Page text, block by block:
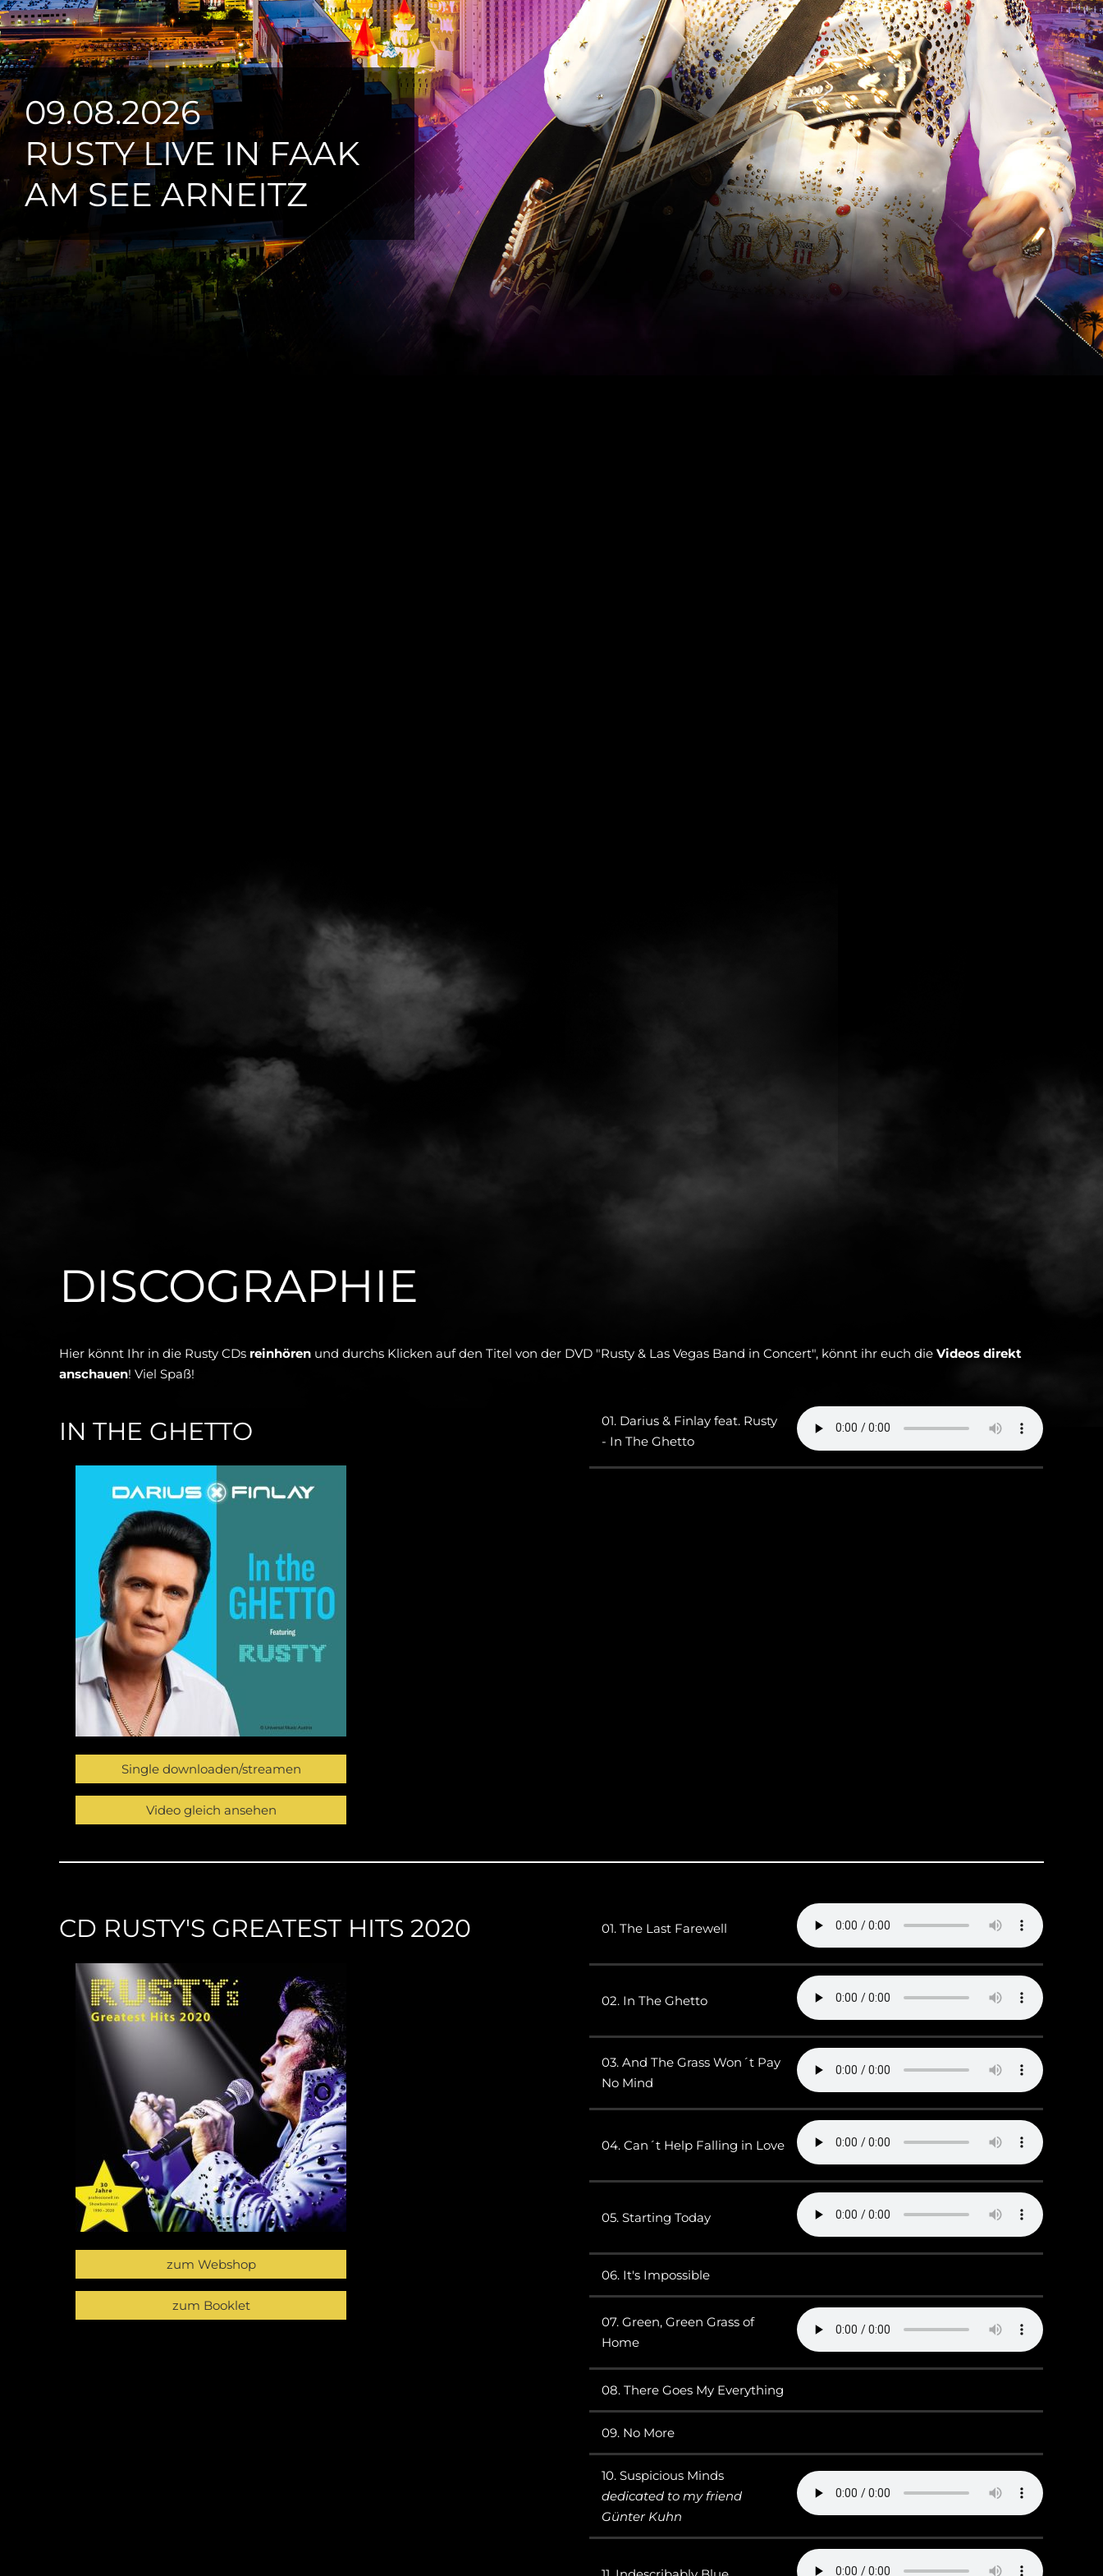
09.08.2026
RUSTY LIVE IN FAAK
AM SEE ARNEITZ
DISCOGRAPHIE
Hier könnt Ihr in die Rusty CDs reinhören und durchs Klicken auf den Titel von der DVD "Rusty & Las Vegas Band in Concert", könnt ihr euch die Videos direkt
anschauen! Viel Spaß!
IN THE GHETTO
Single downloaden/streamen
Video gleich ansehen
01. Darius & Finlay feat. Rusty
- In The Ghetto
CD RUSTY'S GREATEST HITS 2020
zum Webshop
zum Booklet
01. The Last Farewell
02. In The Ghetto
03. And The Grass Won´t Pay
No Mind
04. Can´t Help Falling in Love
05. Starting Today
06. It's Impossible
07. Green, Green Grass of
Home
08. There Goes My Everything
09. No More
10. Suspicious Minds
dedicated to my friend
Günter Kuhn